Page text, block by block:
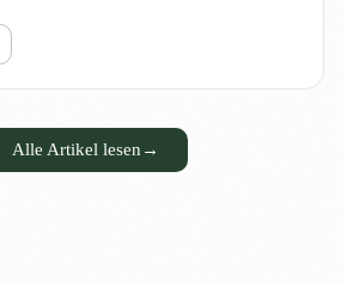
Alle Artikel lesen →